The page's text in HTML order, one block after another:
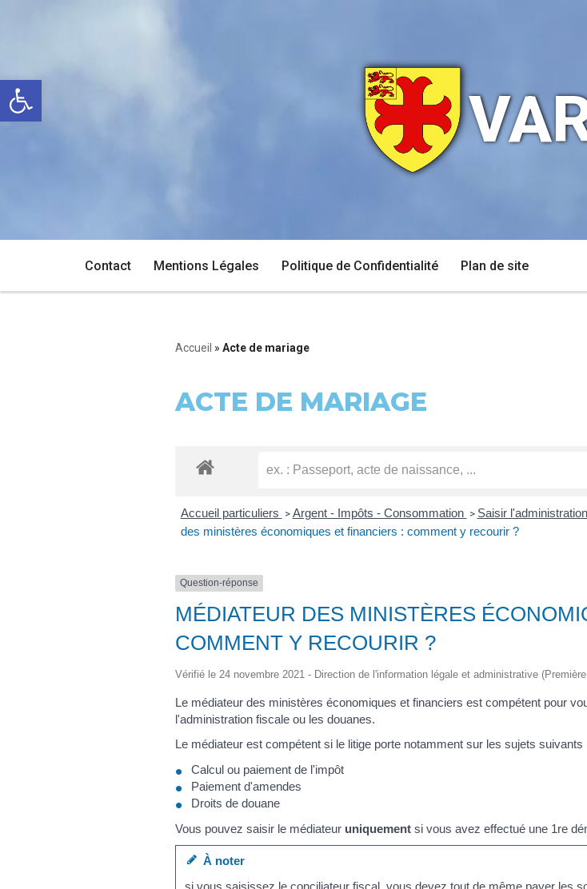
Ouvrir la barre d’outils
contenu
Contact Mentions Légales Politique de Confidentialité Plan de site
Accueil » Acte de mariage
ACTE DE MARIAGE
Accueil particuliers > Argent - Impôts - Consommation > Saisir
des ministères économiques et financiers : comment y recourir ?
Question-réponse
MÉDIATEUR DES MINISTÈRES
COMMENT Y RECOURIR ?
Vérifié le 24 novembre 2021 - Direction de l'information légale et administrative
Le médiateur des ministères économiques et financiers est compétent pour
l'administration fiscale ou les douanes.
Le médiateur est compétent si le litige porte notamment sur les sujets suivants
Calcul ou paiement de l'impôt
Paiement d'amendes
Droits de douane
Vous pouvez saisir le médiateur uniquement si vous avez effectué une 1re
À noter
si vous saisissez le conciliateur fiscal, vous devez tout de même payer les